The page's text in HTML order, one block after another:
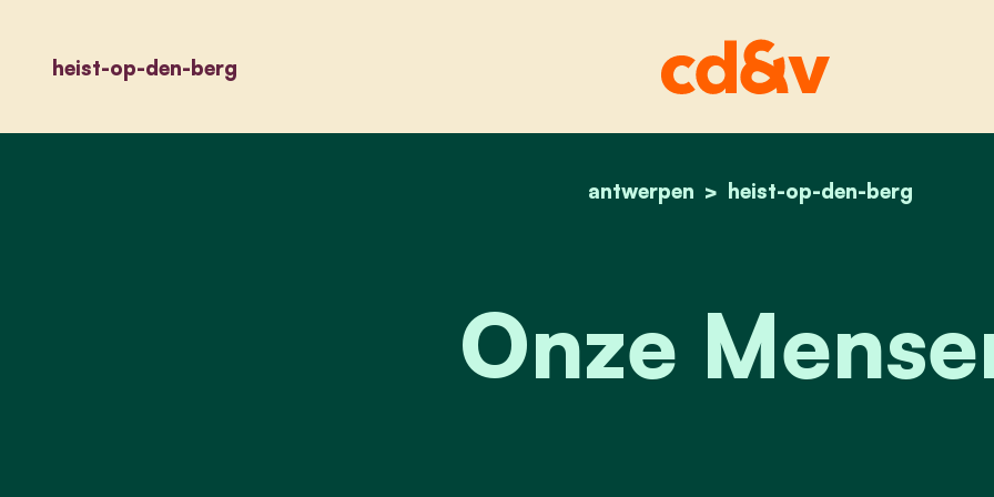
heist-op-den-berg
home
antwerpen heist-op-den-berg
onze mensen
Onze